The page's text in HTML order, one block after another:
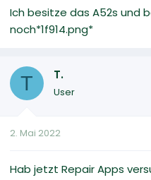
Ich besitze das A52s und
noch*1f914.png*
T T.
User
2. Mai 2022
Hab jetzt Repair Apps